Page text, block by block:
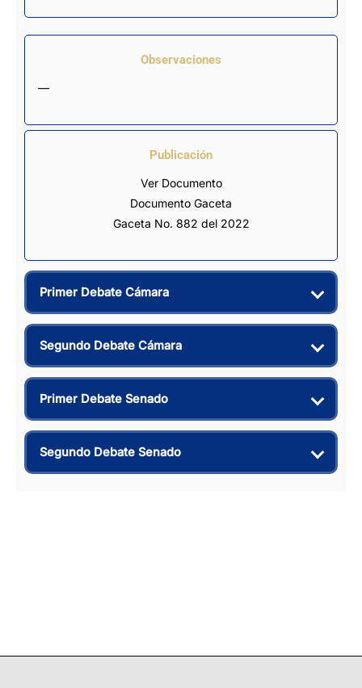
Observaciones
—
Publicación
Ver Documento
Documento Gaceta
Gaceta No. 882 del 2022
Primer Debate Cámara
Segundo Debate Cámara
Primer Debate Senado
Segundo Debate Senado